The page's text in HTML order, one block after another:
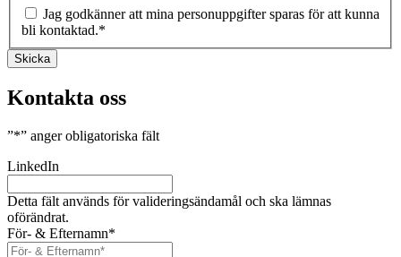
Jag godkänner att mina personuppgifter sparas för att kunna
bli kontaktad.*
Skicka
Kontakta oss
”*” anger obligatoriska fält
LinkedIn
Detta fält används för valideringsändamål och ska lämnas
oförändrat.
För- & Efternamn*